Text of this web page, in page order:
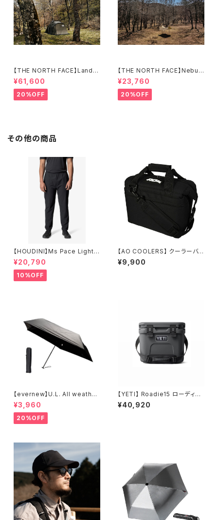
【THE NORTH FACE】Lander
4
¥61,600
20%OFF
【THE NORTH FACE】Nebula
Tarp 2
¥23,760
20%OFF
その他の商品
【HOUDINI】Ms Pace Light P
ants
¥20,790
10%OFF
【AO COOLERS】 クーラーバッ
グ 9パック
¥9,900
【evernew】U.L. All weather
umbrella
¥3,960
20%OFF
【YETI】 Roadie15 ローディー1
5 ハードクーラー
¥40,920